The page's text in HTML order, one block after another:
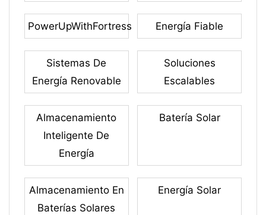
PowerUpWithFortress Energía Fiable
Sistemas De
Energía Renovable
Soluciones
Escalables
Almacenamiento
Inteligente De
Energía
Batería Solar
Almacenamiento En
Baterías Solares
Energía Solar